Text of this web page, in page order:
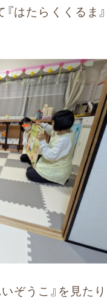
はたらくくるま』
ぞうこ』を見たり